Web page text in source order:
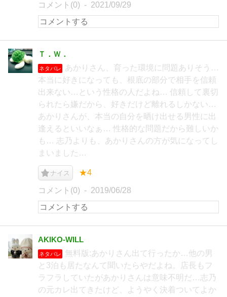
コメント(0) 2021/09/29
Ｔ．Ｗ．
ネタバレ
あかりさん、育った環境に問題ありそう…
本当に好きになっても、根底の部分で相手を信頼
出来ない…という性格の人だよね… 信頼して裏切
られたら嫌だから、好きだけど離れるしかない…
あかりさんが、本当の自分を晒け出せる男性に出
逢えるといいなぁ… 性格的な問題だから難しいか
も… 志乃よりも、あかりさんの方が気になってし
まいました…
ナイス ★4
コメント(0) 2019/06/28
AKIKO-WILL
ネタバレ
無料版:あかりさん出て行ったか…他の男
と3泊も居たなんて聞いたらやだよね。店長もフ
ラフラしていたがあかりさんは意味不明だ…志乃
の元カレ出てきたけど、ようやく決着ついてよか